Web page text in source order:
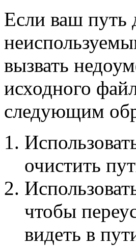
Если ваш путь
вызвать
исходного
следующим
очистить
чтобы
видеть в